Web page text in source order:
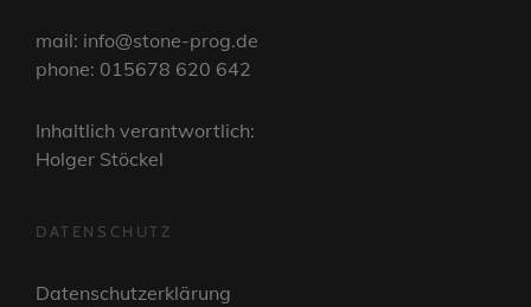
mail: info@stone-prog.de
phone: 015678 620 642
Inhaltlich verantwortlich:
Holger Stöckel
DATENSCHUTZ
Datenschutzerklärung